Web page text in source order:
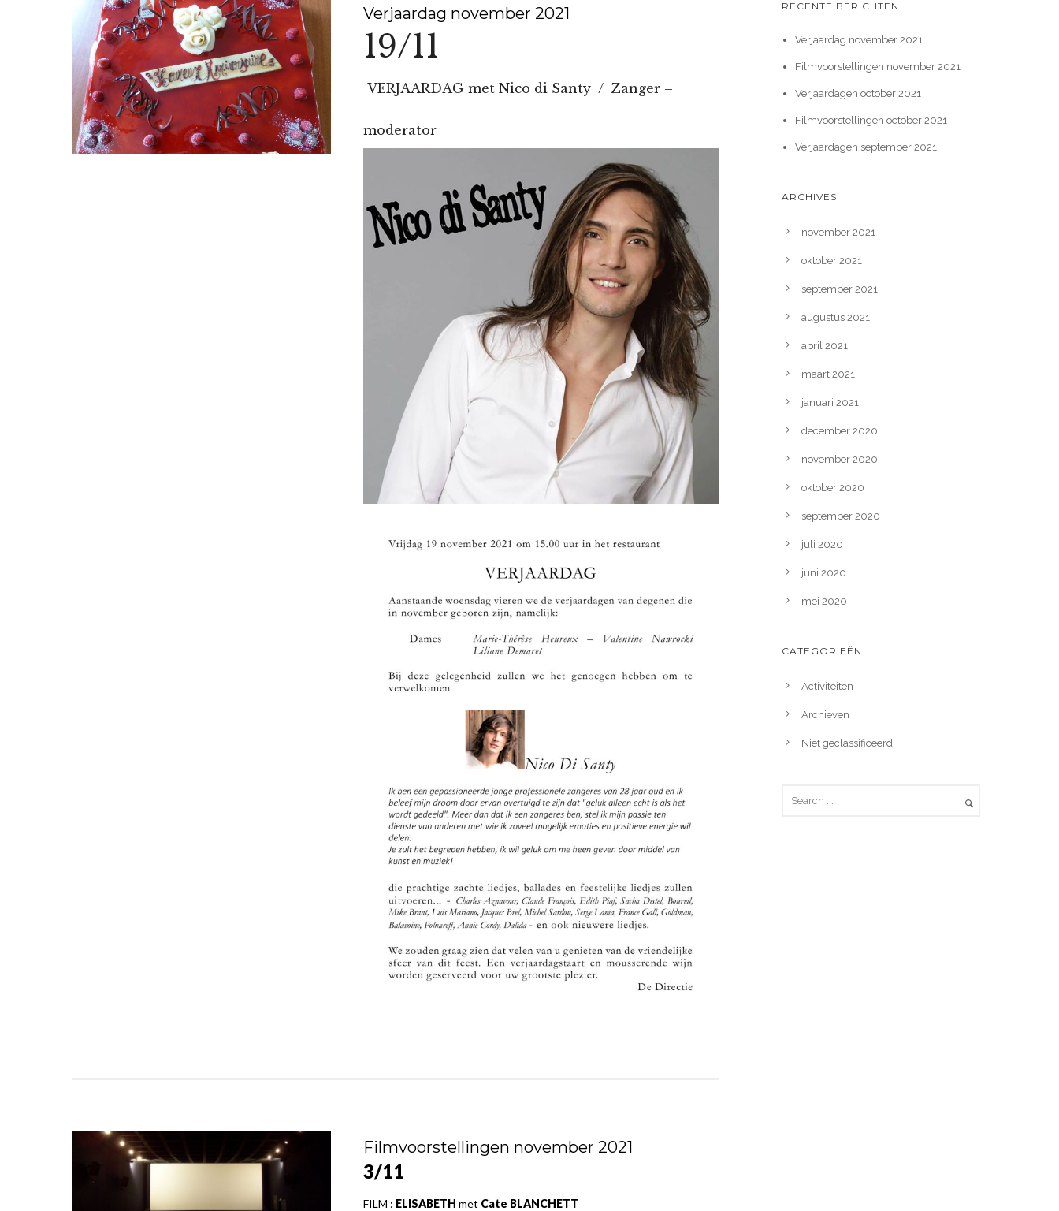
Verjaardag november 2021
19/11
VERJAARDAG met Nico di Santy / Zanger –
moderator
Filmvoorstellingen november 2021
3/11
FILM : ELISABETH met Cate BLANCHETT
RECENTE BERICHTEN
Verjaardag november 2021
Filmvoorstellingen november 2021
Verjaardagen october 2021
Filmvoorstellingen october 2021
Verjaardagen september 2021
ARCHIVES
november 2021
oktober 2021
september 2021
augustus 2021
april 2021
maart 2021
januari 2021
december 2020
november 2020
oktober 2020
september 2020
juli 2020
juni 2020
mei 2020
CATEGORIEËN
Activiteiten
Archieven
Niet geclassificeerd